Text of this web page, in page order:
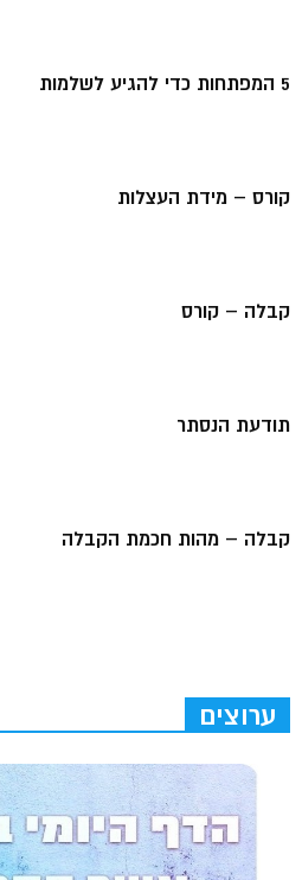
5 המפתחות כדי להגיע לשלמות
קורס – מידת העצלות
קבלה – קורס
תודעת הנסתר
קבלה – מהות חכמת הקבלה
ערוצים